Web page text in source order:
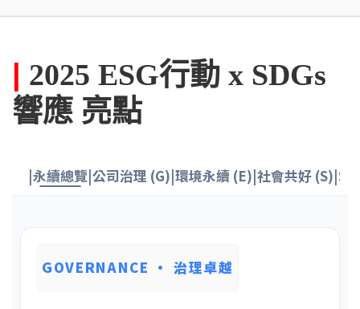
| 2025 ESG行動 x SDGs
響應 亮點
|永續總覽|公司治理 (G)|環境永續 (E)|社會共好 (S)|
GOVERNANCE · 治理卓越